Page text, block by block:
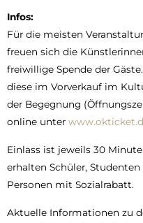
Infos:
Für die meisten
freuen sich die
freiwillige Spende der
diese im Vorverkauf im
der Begegnung
online unter
Einlass ist jeweils 30
erhalten Schüler,
Personen mit Sozialrabatt.
Aktuelle Informationen zu